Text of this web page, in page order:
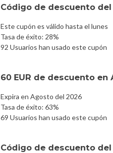
Código de descuento
Este cupón es válido hasta el lunes
Tasa de éxito: 28%
92 Usuarios han usado este cupón
60 EUR de descuento
Expira en Agosto del 2026
Tasa de éxito: 63%
69 Usuarios han usado este cupón
Código de descuento